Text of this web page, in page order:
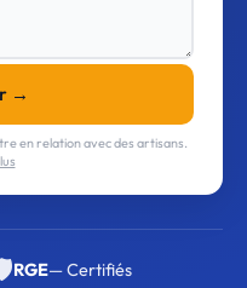
→
en relation avec des artisans.
RGE— Certifiés